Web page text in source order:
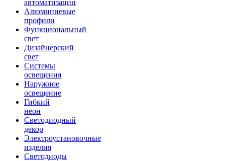
автоматизации
Алюминиевые
профили
Функциональный
свет
Дизайнерский
свет
Системы
освещения
Наружное
освещение
Гибкий
неон
Светодиодный
декор
Электроустановочные
изделия
Светодиоды